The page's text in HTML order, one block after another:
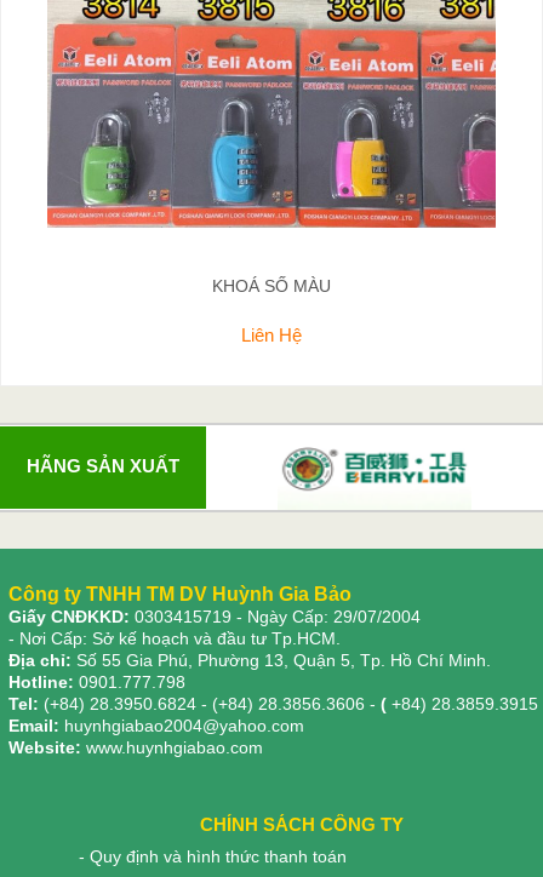
KHOÁ SỐ MÀU
Liên Hệ
HÃNG SẢN XUẤT
Công ty TNHH TM DV Huỳnh Gia Bảo
Giấy CNĐKKD: 0303415719 - Ngày Cấp: 29/07/2004
- Nơi Cấp: Sở kế hoạch và đầu tư Tp.HCM.
Địa chỉ: Số 55 Gia Phú, Phường 13, Quận 5, Tp. Hồ Chí Minh.
Hotline: 0901.777.798
Tel: (+84) 28.3950.6824 - (+84) 28.3856.3606 - ( +84) 28.3859.3915
Email: huynhgiabao2004@yahoo.com
Website: www.huynhgiabao.com
CHÍNH SÁCH CÔNG TY
- Quy định và hình thức thanh toán